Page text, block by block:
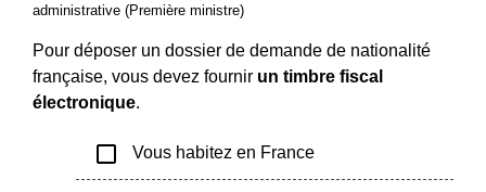
administrative (Première ministre)
Pour déposer un dossier de demande de nationalité
française, vous devez fournir un timbre fiscal
électronique.
check_box_outline_blank Vous habitez en France